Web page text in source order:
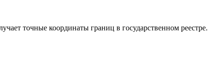
точные координаты границ в государственном реестре.